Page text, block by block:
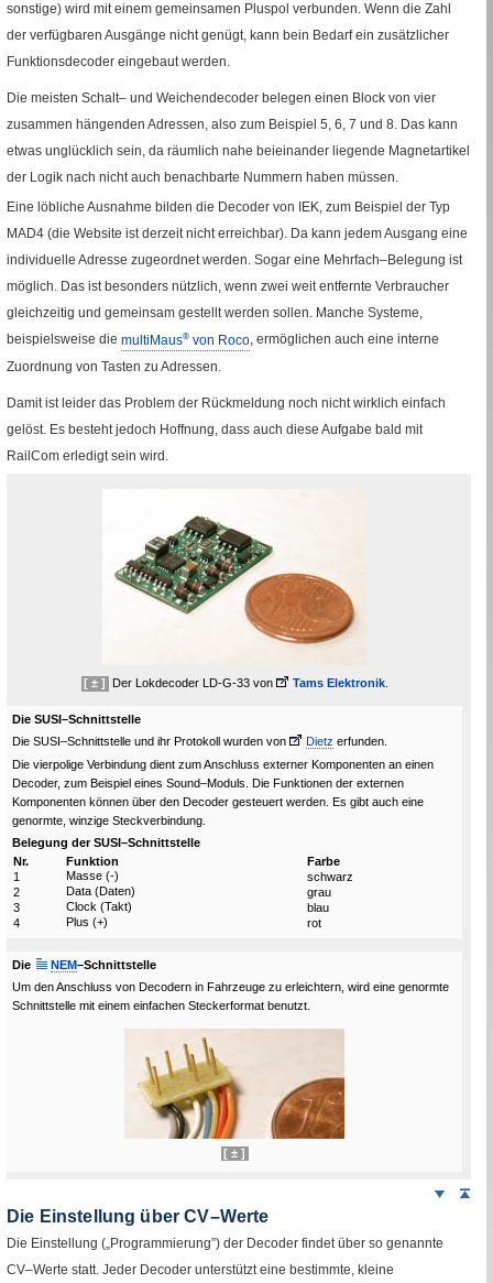
sonstige) wird mit einem gemeinsamen Pluspol verbunden. Wenn die Zahl
der verfügbaren Ausgänge nicht genügt, kann bein Bedarf ein zusätzlicher
Funktionsdecoder eingebaut werden.
Die meisten Schalt– und Weichendecoder belegen einen Block von vier
zusammen hängenden Adressen, also zum Beispiel 5, 6, 7 und 8. Das kann
etwas unglücklich sein, da räumlich nahe beieinander liegende Magnetartikel
der Logik nach nicht auch benachbarte Nummern haben müssen.
Eine löbliche Ausnahme bilden die Decoder von
IEK, zum Beispiel der Typ
MAD4 (die Website ist derzeit nicht erreichbar). Da kann jedem Ausgang eine
individuelle Adresse zugeordnet werden. Sogar eine Mehrfach–Belegung ist
möglich. Das ist besonders nützlich, wenn zwei weit entfernte Verbraucher
gleichzeitig und gemeinsam gestellt werden sollen. Manche Systeme,
beispielsweise die multiMaus® von Roco, ermöglichen auch eine interne
Zuordnung von Tasten zu Adressen.
Damit ist leider das Problem der Rückmeldung noch nicht wirklich einfach
gelöst. Es besteht jedoch Hoffnung, dass auch diese Aufgabe bald mit
RailCom erledigt sein wird.
[ ± ] Der Lokdecoder LD-G-33 von Fremde Seite
Tams Elektronik.
Die SUSI–Schnittstelle
Die SUSI–Schnittstelle und ihr Protokoll wurden von
Fremde Seite
Dietz erfunden.
Die vierpolige Verbindung dient zum Anschluss externer Komponenten an einen
Decoder, zum Beispiel eines Sound–Moduls. Die Funktionen der externen
Komponenten können über den Decoder gesteuert werden. Es gibt auch eine
genormte, winzige Steckverbindung.
Belegung der SUSI–Schnittstelle
Nr.
Funktion
Farbe
1
Masse (-)
schwarz
2
Data(Daten)
grau
3
Clock (Takt)
blau
4
Plus (+) rot
Die Link zum Glossar
NEM–Schnittstelle
Um den Anschluss von Decodern in Fahrzeuge zu erleichtern, wird eine genormte
Schnittstelle mit einem einfachen Steckerformat benutzt.
[ ± ]
Weiter
Die Einstellung überCV–Werte
Die Einstellung („Programmierung”) der Decoder findet über so genannte
CV–Werte statt. Jeder Decoder unterstützt eine bestimmte, kleine